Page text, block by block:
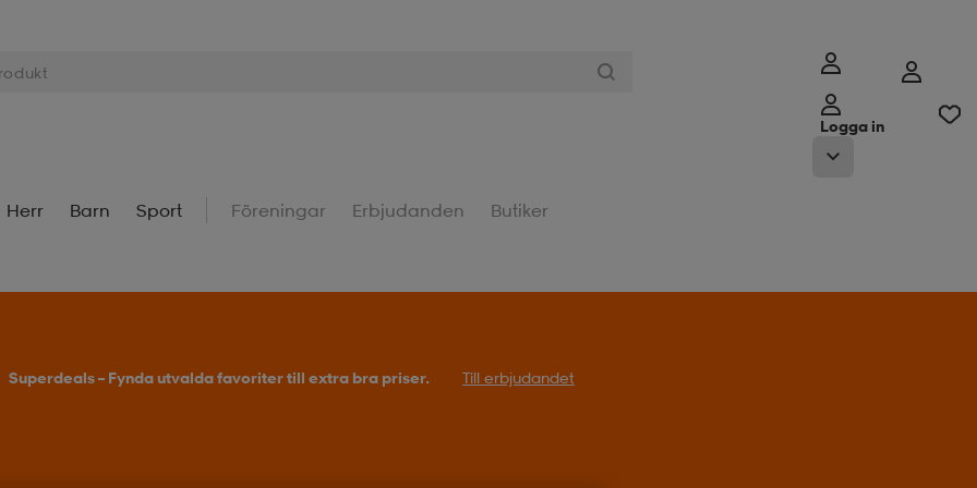
Logga in
Herr Barn Sport Föreningar Erbjudanden Butiker
Superdeals – Fynda utvalda favoriter till extra bra priser. Till erbjudandet